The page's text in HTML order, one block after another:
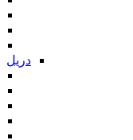
دریل